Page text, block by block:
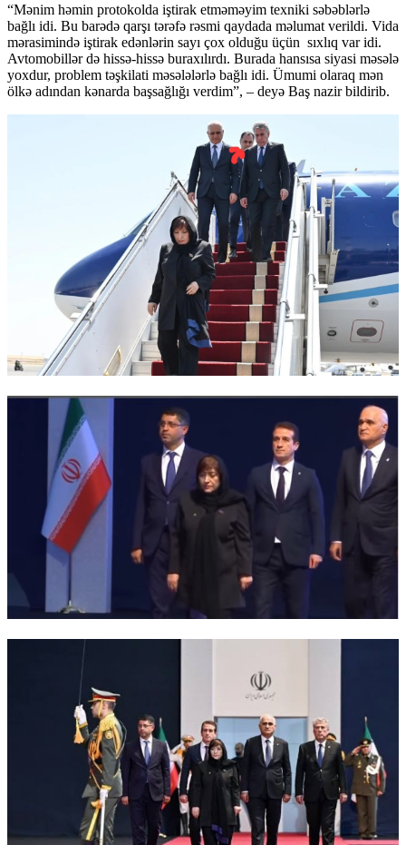
“Mənim həmin protokolda iştirak etməməyim texniki səbəblərlə
bağlı idi. Bu barədə qarşı tərəfə rəsmi qaydada məlumat verildi. Vida
mərasimində iştirak edənlərin sayı çox olduğu üçün sıxlıq var idi.
Avtomobillər də hissə-hissə buraxılırdı. Burada hansısa siyasi məsələ
yoxdur, problem təşkilati məsələlərlə bağlı idi. Ümumi olaraq mən
ölkə adından kənarda başsağlığı verdim”, – deyə Baş nazir bildirib.